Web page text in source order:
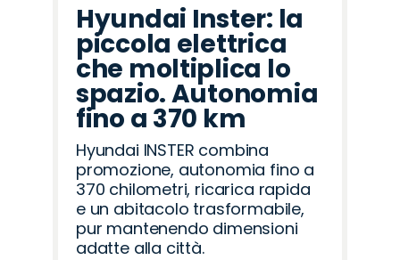
Hyundai Inster: la
piccola elettrica
che moltiplica lo
spazio. Autonomia
fino a 370 km
Hyundai INSTER combina
promozione, autonomia fino a
370 chilometri, ricarica rapida
e un abitacolo trasformabile,
pur mantenendo dimensioni
adatte alla città.